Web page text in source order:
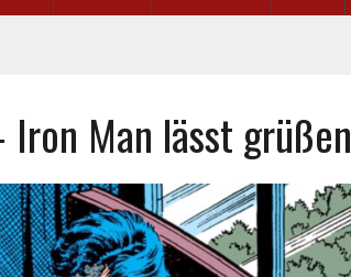
Man lässt grüßen